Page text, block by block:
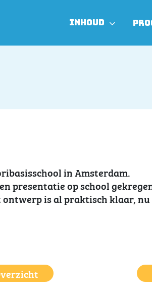
INHOUD
in Amsterdam.
presentatie op school
is al praktisch klaar,